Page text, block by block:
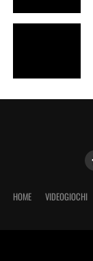
HOME VIDEOGIOCHI